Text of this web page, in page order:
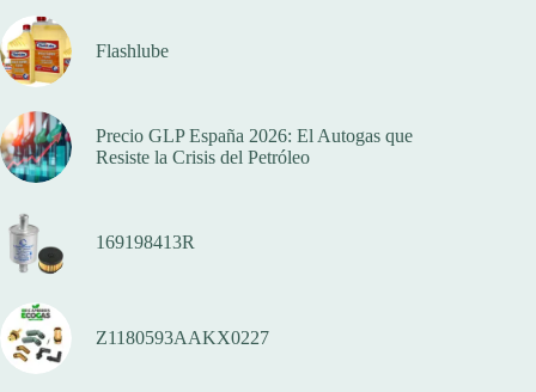
Flashlube
Precio GLP España 2026: El Autogas que
Resiste la Crisis del Petróleo
169198413R
Z1180593AAKX0227